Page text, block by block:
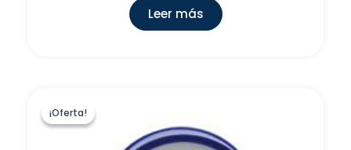
Leer más
¡Oferta!
¡Oferta!